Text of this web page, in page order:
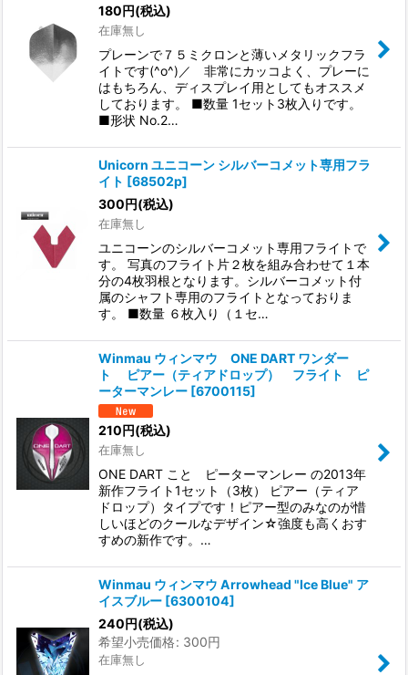
180円(税込)
在庫無し
プレーンで７５ミクロンと薄いメタリックフラ
イトです(^o^)／ 非常にカッコよく、プレーに
はもちろん、ディスプレイ用としてもオススメ
しております。 ■数量 1セット3枚入りです。
■形状 No.2…
Unicorn ユニコーン シルバーコメット専用フラ
イト [68502p]
300円(税込)
在庫無し
ユニコーンのシルバーコメット専用フライトで
す。 写真のフライト片２枚を組み合わせて１本
分の4枚羽根となります。シルバーコメット付
属のシャフト専用のフライトとなっておりま
す。 ■数量 ６枚入り（１セ…
Winmau ウィンマウ ONE DART ワンダー
ト ピアー（ティアドロップ） フライト ピ
ーターマンレー [6700115]
210円(税込)
在庫無し
ONE DART こと ピーターマンレー の2013年
新作フライト1セット（3枚） ピアー（ティア
ドロップ）タイプです！ピアー型のみなのが惜
しいほどのクールなデザイン☆強度も高くおす
すめの新作です。…
Winmau ウィンマウ Arrowhead "Ice Blue" ア
イスブルー [6300104]
240円(税込)
希望小売価格: 300円
在庫無し